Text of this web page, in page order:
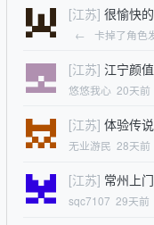
[江苏] 很愉快
← 卡掉了角色
[江苏] 江宁颜
悠悠我心 20天前
[江苏] 体验传
无业游民 28天前
[江苏] 常州上
sqc7107 29天前